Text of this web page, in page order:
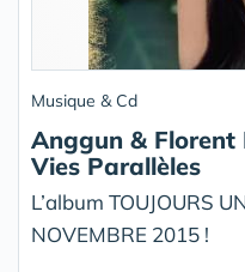
Musique & Cd
Anggun & Florent
Vies Parallèles
L’album TOUJOURS
NOVEMBRE 2015 !